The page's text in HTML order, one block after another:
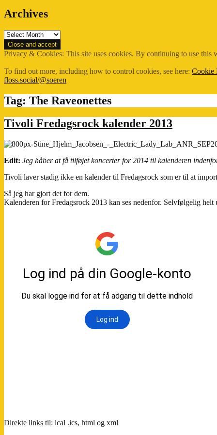
Archives
Archives
Privacy & Cookies: This site uses cookies. By continuing to use this
To find out more, including how to control cookies, see here: Cookie
floss.social/@soeren
Tag: The Raveonettes
Tivoli Fredagsrock kalender 2013
Edit: Jeg håber at få tilføjet koncerter for 2014 til kalenderen
Tivoli laver stadig ikke en kalender til Fredagsrock som er til at
Så jeg har gjort det for dem.
Kalenderen for Fredagsrock 2013 kan ses nedenfor. Selvfølgelig
Direkte links til: ical .ics, html og xml